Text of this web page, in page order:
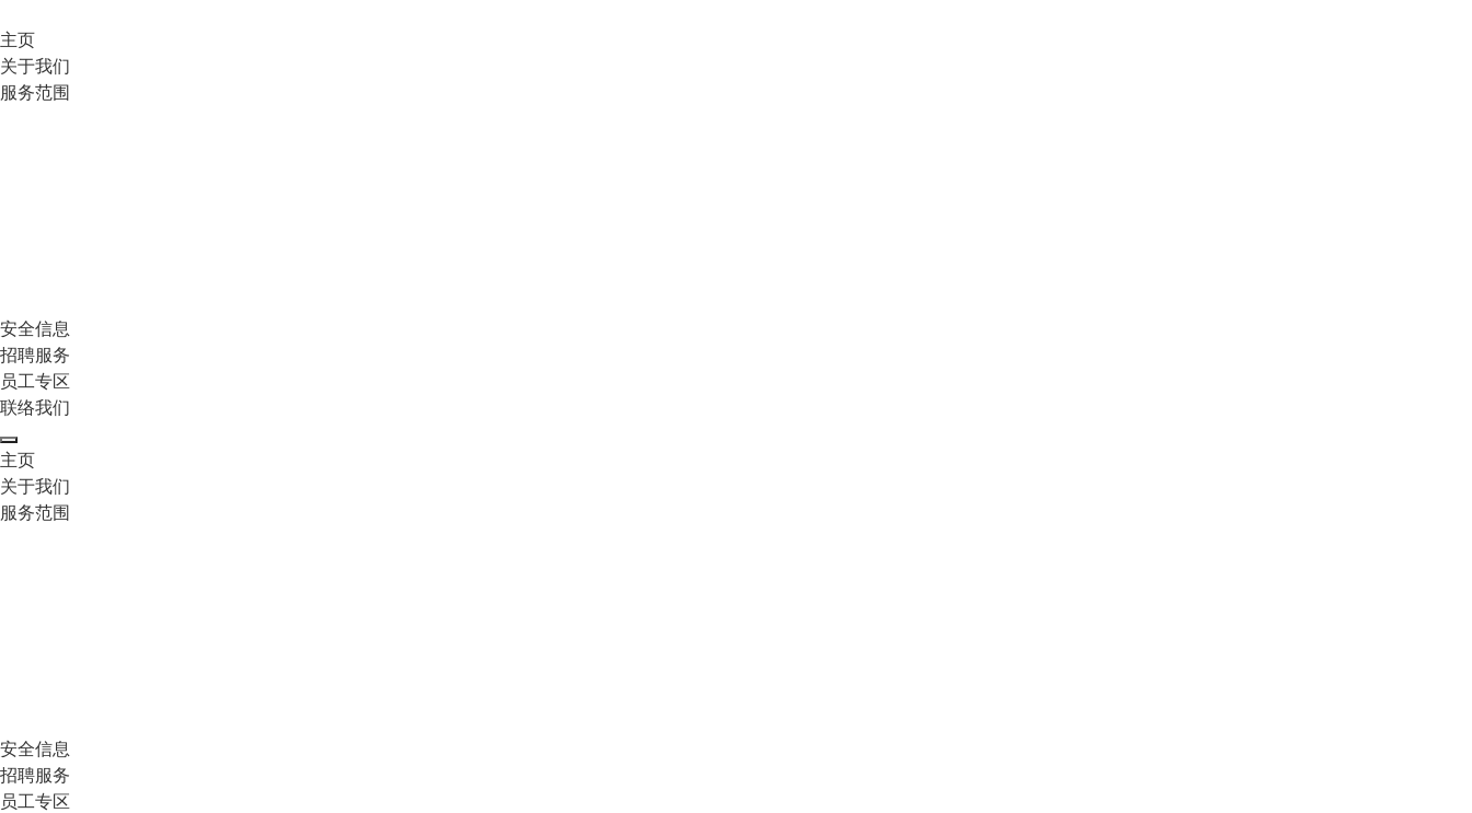
主页
关于我们
服务范围
安全信息
招聘服务
员工专区
联络我们
主页
关于我们
服务范围
安全信息
招聘服务
员工专区